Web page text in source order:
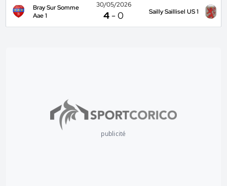
Bray Sur Somme
Aae 1
30/05/2026
4 -0 Sailly Saillisel US 1
publicité